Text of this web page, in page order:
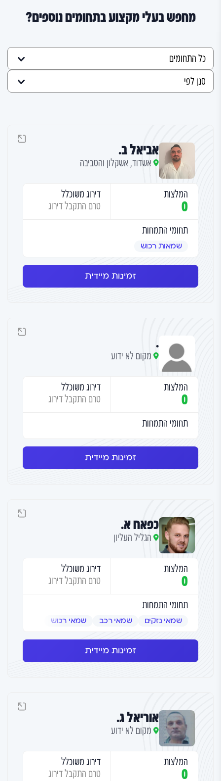
מחפש בעלי מקצוע בתחומים נוספים?
אביאל ב.
אשדוד, אשקלון והסביבה
המלצות
0
דירוג משוכלל
טרם התקבל דירוג
תחומי התמחות
שמאות רכוש
זמינות מיידית
.
מקום לא ידוע
המלצות
0
דירוג משוכלל
טרם התקבל דירוג
תחומי התמחות
זמינות מיידית
כפאח א.
הגליל העליון
המלצות
0
דירוג משוכלל
טרם התקבל דירוג
תחומי התמחות
שמאי נזקים שמאי רכב שמאי רכוש
זמינות מיידית
אוריאל ג.
מקום לא ידוע
המלצות
0
דירוג משוכלל
טרם התקבל דירוג